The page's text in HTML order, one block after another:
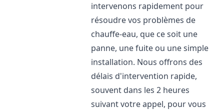
intervenons rapidement pour
résoudre vos problèmes de
chauffe-eau, que ce soit une
panne, une fuite ou une simple
installation. Nous offrons des
délais d'intervention rapide,
souvent dans les 2 heures
suivant votre appel, pour vous